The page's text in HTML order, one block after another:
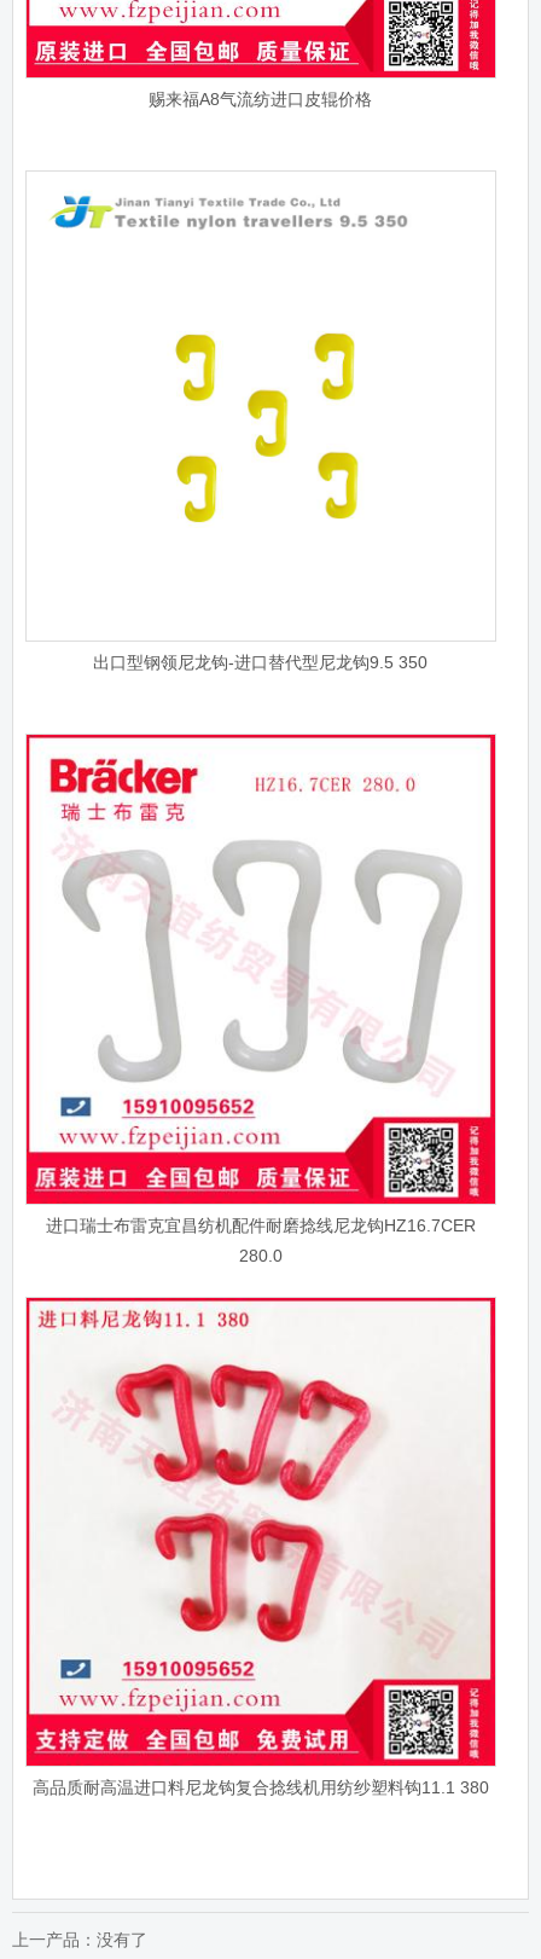
赐来福A8气流纺进口皮辊价格
出口型钢领尼龙钩-进口替代型尼龙钩9.5 350
进口瑞士布雷克宜昌纺机配件耐磨捻线尼龙钩HZ16.7CER
280.0
高品质耐高温进口料尼龙钩复合捻线机用纺纱塑料钩11.1 380
上一产品：没有了